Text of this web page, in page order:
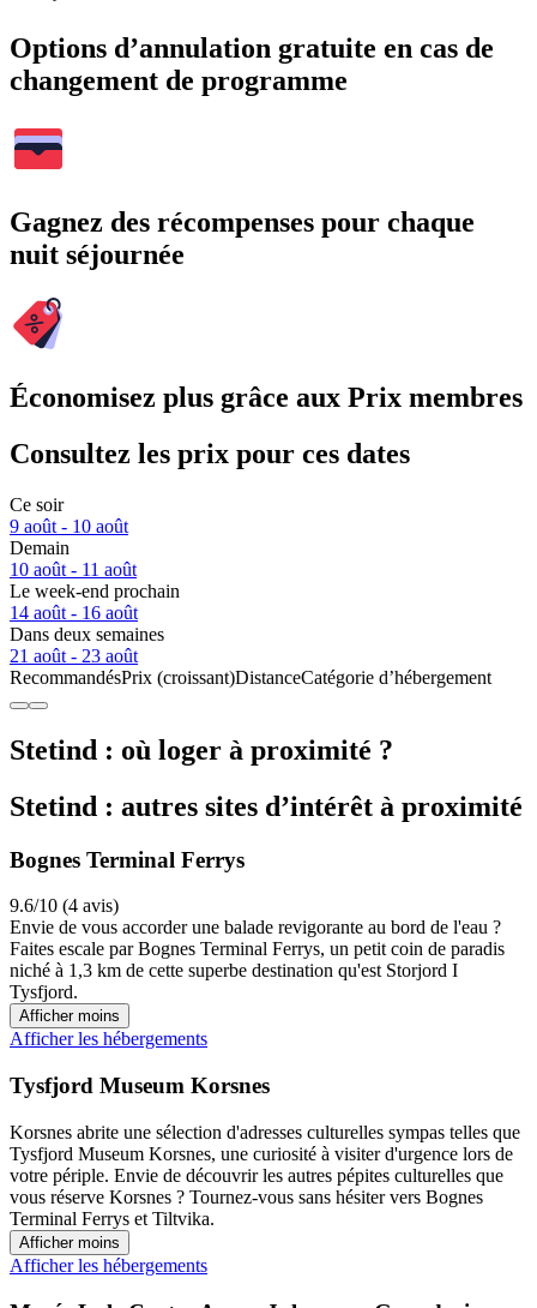
Options d’annulation gratuite en cas de
changement de programme
Gagnez des récompenses pour chaque
nuit séjournée
Économisez plus grâce aux Prix membres
Consultez les prix pour ces dates
Ce soir
9 août - 10 août
Demain
10 août - 11 août
Le week-end prochain
14 août - 16 août
Dans deux semaines
21 août - 23 août
RecommandésPrix (croissant)DistanceCatégorie d’hébergement
Stetind : où loger à proximité ?
Stetind : autres sites d’intérêt à proximité
Bognes Terminal Ferrys
9.6/10 (4 avis)
Envie de vous accorder une balade revigorante au bord de l'eau ?
Faites escale par Bognes Terminal Ferrys, un petit coin de paradis
niché à 1,3 km de cette superbe destination qu'est Storjord I
Tysfjord.
Afficher moins
Afficher les hébergements
Tysfjord Museum Korsnes
Korsnes abrite une sélection d'adresses culturelles sympas telles que
Tysfjord Museum Korsnes, une curiosité à visiter d'urgence lors de
votre périple. Envie de découvrir les autres pépites culturelles que
vous réserve Korsnes ? Tournez-vous sans hésiter vers Bognes
Terminal Ferrys et Tiltvika.
Afficher moins
Afficher les hébergements